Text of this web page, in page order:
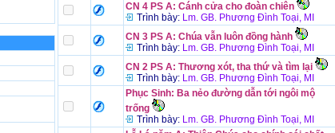
CN 4 PS A: Cánh cửa cho đoàn chiên
Trình bày: Lm. GB. Phương Đình Toại, MI
CN 3 PS A: Chúa vẫn luôn đồng hành
Trình bày: Lm. GB. Phương Đình Toại, MI
CN 2 PS A: Thương xót, tha thứ và tìm lại
Trình bày: Lm. GB. Phương Đình Toại, MI
Phục Sinh: Ba nẻo đường dẫn tới ngôi mộ
trống
Trình bày: Lm. GB. Phương Đình Toại, MI